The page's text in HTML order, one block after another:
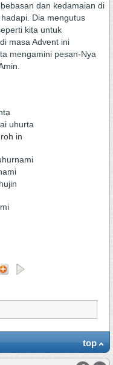
dan kedamaian di
Dia mengutus
kita untuk
masa Advent ini
mengamini pesan-Nya
uhurta
in
top